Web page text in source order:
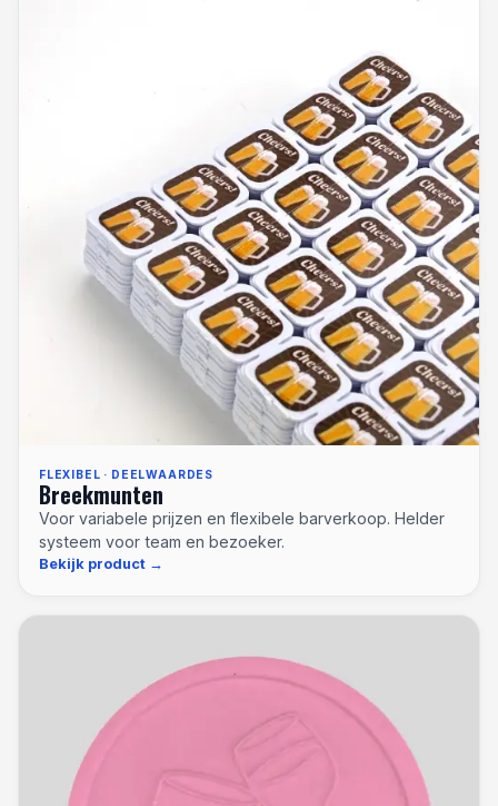
FLEXIBEL · DEELWAARDES
Breekmunten
Voor variabele prijzen en flexibele barverkoop. Helder
systeem voor team en bezoeker.
Bekijk product